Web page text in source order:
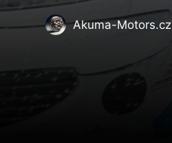
Akuma-Motors.cz